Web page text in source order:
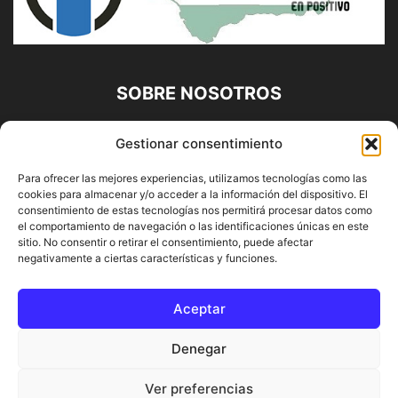
Gestionar consentimiento
Para ofrecer las mejores experiencias, utilizamos tecnologías como las
cookies para almacenar y/o acceder a la información del dispositivo. El
consentimiento de estas tecnologías nos permitirá procesar datos como
el comportamiento de navegación o las identificaciones únicas en este
sitio. No consentir o retirar el consentimiento, puede afectar
negativamente a ciertas características y funciones.
Aceptar
Denegar
Ver preferencias
SOBRE NOSOTROS
Diario Alhaurín (www.alhaurindelatorre.com) Propiedad de
Francisco E. López López | 639 95 71 95 | Noticias de
Alhaurín de la Torre, Málaga y Provincia|
Contáctanos:info@alhaurindelatorre.com
SÍGUENOS
© DIARIO ALHAURÍN | Diseñado por INFORMÁTICA ALHAURÍN